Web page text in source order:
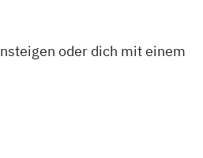
oder dich mit einem